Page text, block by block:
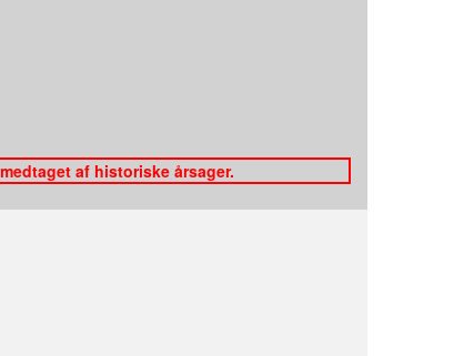
af historiske årsager.